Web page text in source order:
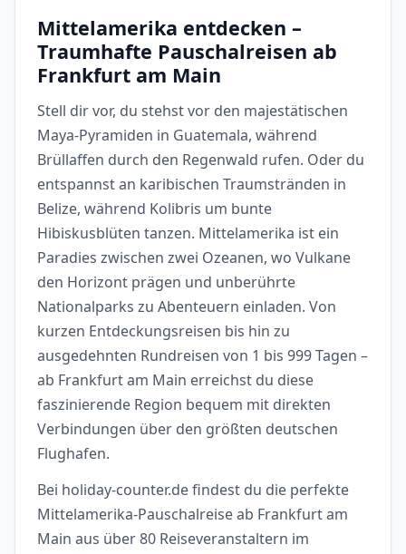
Mittelamerika entdecken –
Traumhafte Pauschalreisen ab
Frankfurt am Main
Stell dir vor, du stehst vor den majestätischen
Maya-Pyramiden in Guatemala, während
Brüllaffen durch den Regenwald rufen. Oder du
entspannst an karibischen Traumstränden in
Belize, während Kolibris um bunte
Hibiskusblüten tanzen. Mittelamerika ist ein
Paradies zwischen zwei Ozeanen, wo Vulkane
den Horizont prägen und unberührte
Nationalparks zu Abenteuern einladen. Von
kurzen Entdeckungsreisen bis hin zu
ausgedehnten Rundreisen von 1 bis 999 Tagen –
ab Frankfurt am Main erreichst du diese
faszinierende Region bequem mit direkten
Verbindungen über den größten deutschen
Flughafen.
Bei holiday-counter.de findest du die perfekte
Mittelamerika-Pauschalreise ab Frankfurt am
Main aus über 80 Reiseveranstaltern im